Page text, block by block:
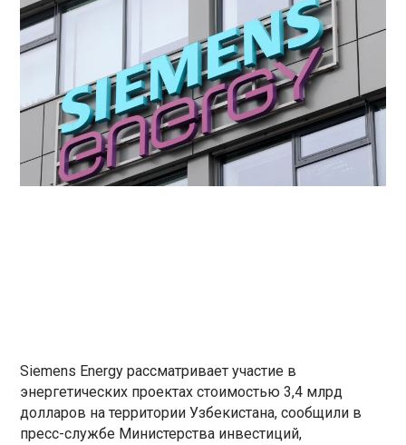
Siemens Energy рассматривает участие в
энергетических проектах стоимостью 3,4 млрд
долларов на территории Узбекистана, сообщили в
пресс-службе Министерства инвестиций,